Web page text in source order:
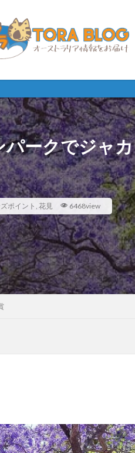
2026年度留学 無
ークでジャ
ポイント , 花見 6468view